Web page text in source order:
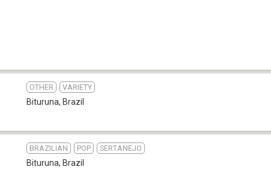
OTHER VARIETY
Bituruna, Brazil
BRAZILIAN POP SERTANEJO
Bituruna, Brazil